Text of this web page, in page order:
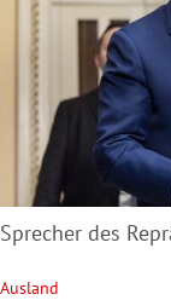
Sprecher des
Ausland